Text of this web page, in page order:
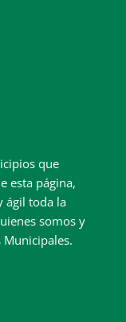
que
esta página,
ágil toda la
somos y
Municipales.